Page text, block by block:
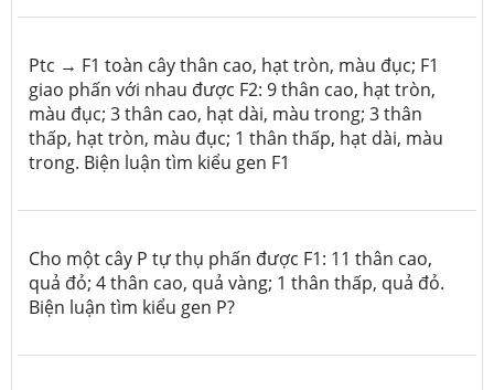
Ptc → F1 toàn cây thân cao, hạt tròn, màu đục; F1
giao phấn với nhau được F2: 9 thân cao, hạt tròn,
màu đục; 3 thân cao, hạt dài, màu trong; 3 thân
thấp, hạt tròn, màu đục; 1 thân thấp, hạt dài, màu
trong. Biện luận tìm kiểu gen F1
Cho một cây P tự thụ phấn được F1: 11 thân cao,
quả đỏ; 4 thân cao, quả vàng; 1 thân thấp, quả đỏ.
Biện luận tìm kiểu gen P?